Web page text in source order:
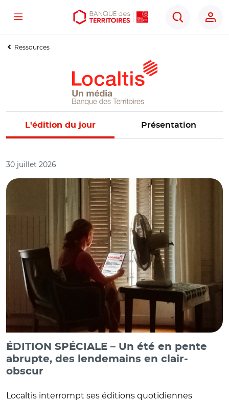
Aller
contenu
Aller
menu
Ouvrir
outils
Menu
Rechercher
Ressources
L'édition du jour Présentation
30 juillet 2026
ÉDITION SPÉCIALE – Un été en pente
abrupte, des lendemains en clair-
obscur
Localtis interrompt ses éditions quotidiennes